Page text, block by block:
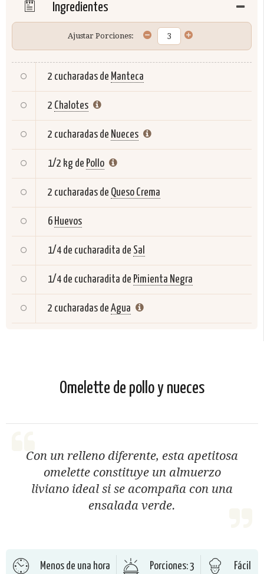
Ingredientes
Ajustar Porciones:
2 cucharadas de Manteca
2 Chalotes
2 cucharadas de Nueces
1/2 kg de Pollo
2 cucharadas de Queso Crema
6 Huevos
1/4 de cucharadita de Sal
1/4 de cucharadita de Pimienta Negra
2 cucharadas de Agua
Omelette de pollo y nueces
Con un relleno diferente, esta apetitosa
omelette constituye un almuerzo
liviano ideal si se acompaña con una
ensalada verde.
Menos de una hora Porciones: 3 Fácil